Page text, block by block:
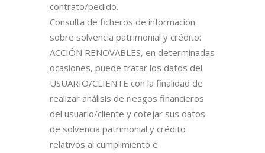
contrato/pedido.
Consulta de ficheros de información
sobre solvencia patrimonial y crédito:
ACCIÓN RENOVABLES, en determinadas
ocasiones, puede tratar los datos del
USUARIO/CLIENTE con la finalidad de
realizar análisis de riesgos financieros
del usuario/cliente y cotejar sus datos
de solvencia patrimonial y crédito
relativos al cumplimiento e